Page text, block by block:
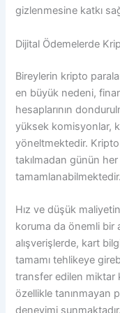
gizlenmesine katkı
Dijital Ödemelerde
Bireylerin kripto
en büyük nedeni,
hesaplarının
yüksek komisyonlar,
yöneltmektedir. Kripto
takılmadan günün
tamamlanabilmektedir.
Hız ve düşük maliyetin
koruma da önemli bir
alışverişlerde, kart
tamamı tehlikeye
transfer edilen miktar
özellikle tanınmayan
deneyimi sunmaktadır.